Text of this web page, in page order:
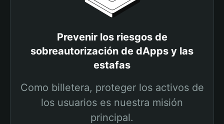
Prevenir los riesgos de
sobreautorización de dApps y las
estafas
Como billetera, proteger los activos de
los usuarios es nuestra misión
principal.